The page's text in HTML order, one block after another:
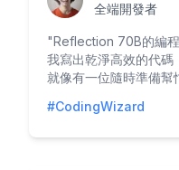
全端開發者
"Reflection 70B的編
我寫出乾淨高效的代碼
就像有一位隨時準備幫
#CodingWizard